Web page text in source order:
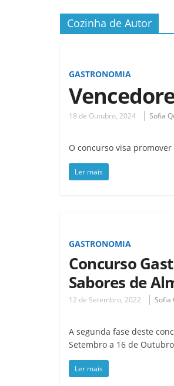
Cozinha de Autor
GASTRONOMIA
18 de Outubro, 2024 Sofia
O concurso visa
Ler mais
GASTRONOMIA
Concurso
Sabores de
12 de Setembro, 2022 Sofia
A segunda fase deste
Setembro a 16 de Outubro
Ler mais